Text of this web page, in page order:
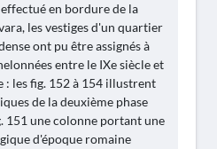
en bordure de la
les vestiges d'un quartier
ont pu être assignés à
entre le IXe siècle et
: les fig. 152 à 154 illustrent
de la deuxième phase
151 une colonne portant une
d'époque romaine